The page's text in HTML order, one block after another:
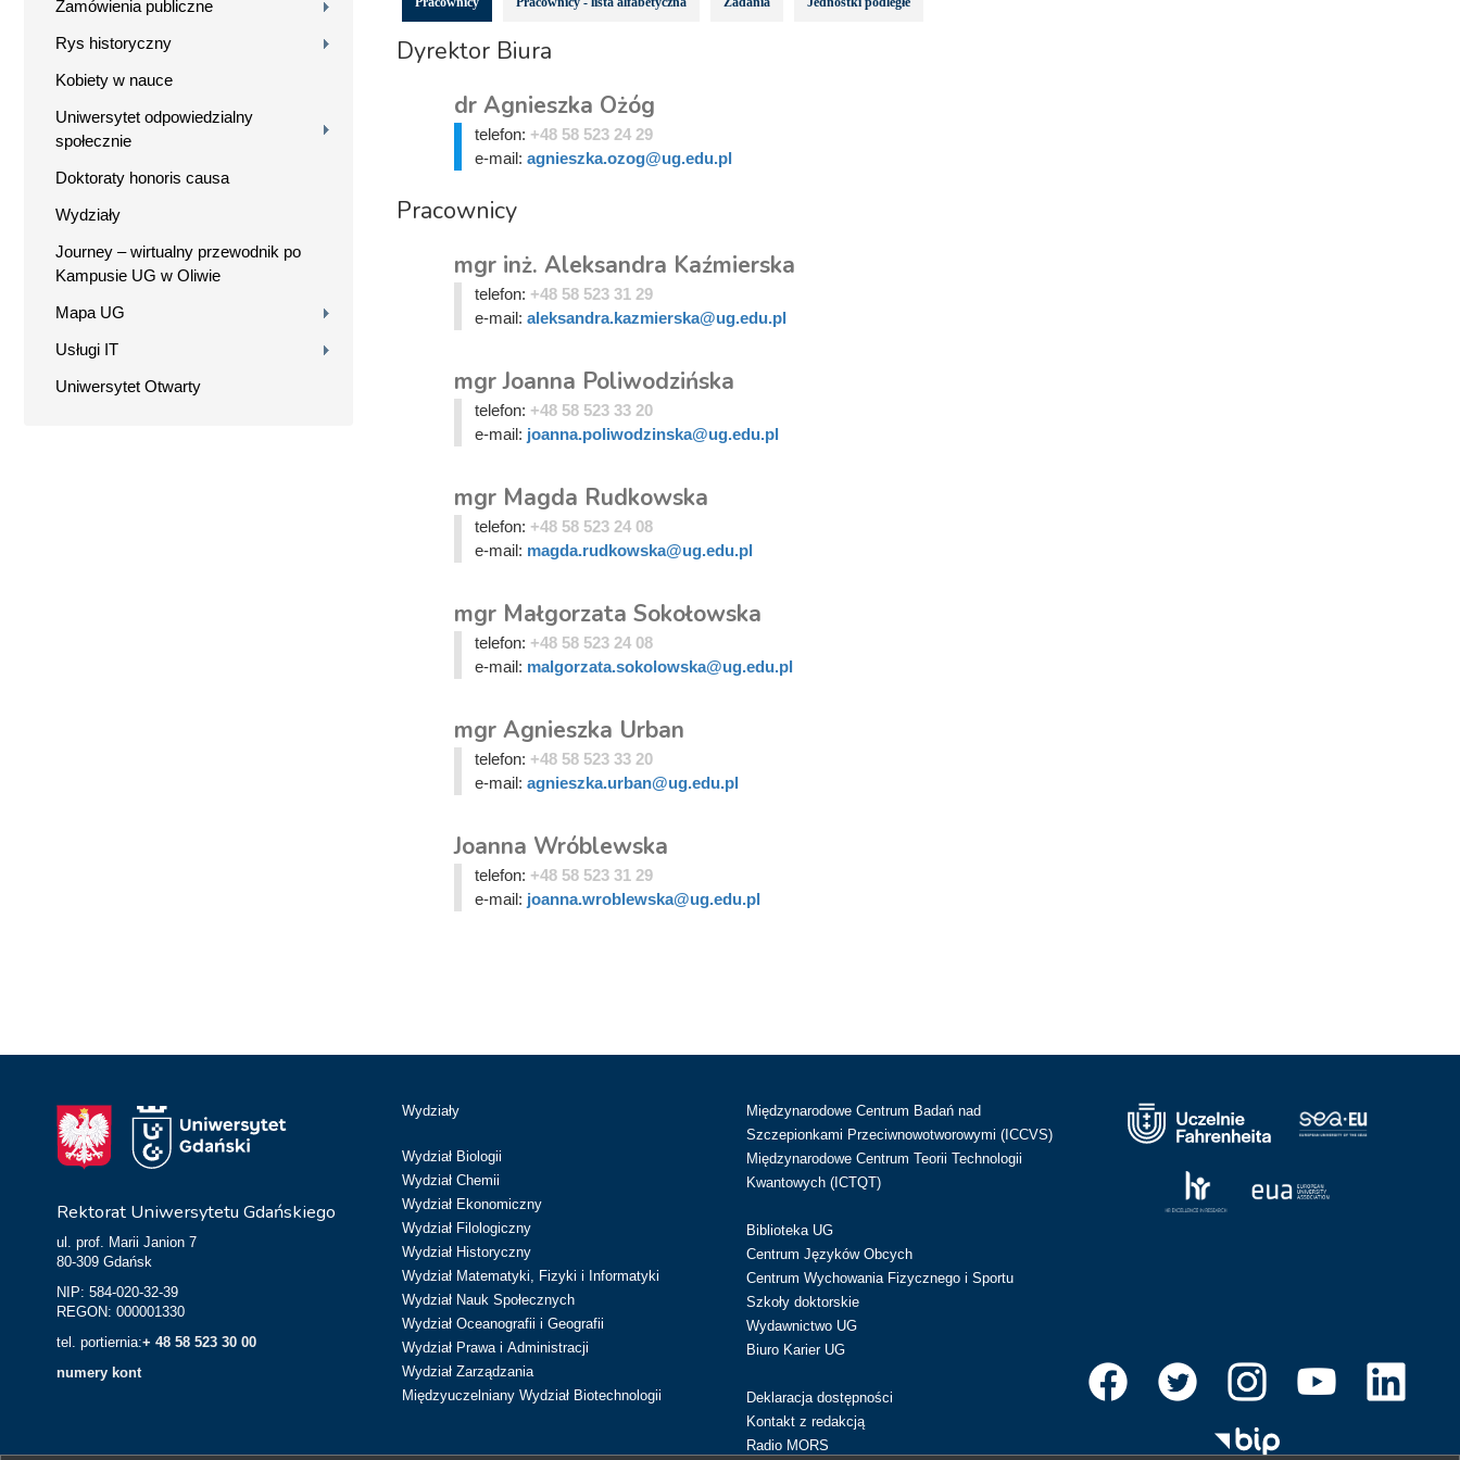
Zamówienia publiczne
Rys historyczny
Kobiety w nauce
Uniwersytet odpowiedzialny
społecznie
Doktoraty honoris causa
Wydziały
Journey – wirtualny przewodnik po
Kampusie UG w Oliwie
Mapa UG
Usługi IT
Uniwersytet Otwarty
Dyrektor Biura
dr Agnieszka Ożóg
telefon: +48 58 523 24 29
e-mail: agnieszka.ozog@ug.edu.pl
Pracownicy
mgr inż. Aleksandra Kaźmierska
telefon: +48 58 523 31 29
e-mail: aleksandra.kazmierska@ug.edu.pl
mgr Joanna Poliwodzińska
telefon: +48 58 523 33 20
e-mail: joanna.poliwodzinska@ug.edu.pl
mgr Magda Rudkowska
telefon: +48 58 523 24 08
e-mail: magda.rudkowska@ug.edu.pl
mgr Małgorzata Sokołowska
telefon: +48 58 523 24 08
e-mail: malgorzata.sokolowska@ug.edu.pl
mgr Agnieszka Urban
telefon: +48 58 523 33 20
e-mail: agnieszka.urban@ug.edu.pl
Joanna Wróblewska
telefon: +48 58 523 31 29
e-mail: joanna.wroblewska@ug.edu.pl
Rektorat Uniwersytetu Gdańskiego
ul. prof. Marii Janion 7
80-309 Gdańsk
NIP: 584-020-32-39
REGON: 000001330
tel. portiernia:+ 48 58 523 30 00
numery kont
Wydziały
Wydział Biologii
Wydział Chemii
Wydział Ekonomiczny
Wydział Filologiczny
Wydział Historyczny
Wydział Matematyki, Fizyki i Informatyki
Wydział Nauk Społecznych
Wydział Oceanografii i Geografii
Wydział Prawa i Administracji
Wydział Zarządzania
Międzyuczelniany Wydział Biotechnologii
Międzynarodowe Centrum Badań nad
Szczepionkami Przeciwnowotworowymi (ICCVS)
Międzynarodowe Centrum Teorii Technologii
Kwantowych (ICTQT)
Biblioteka UG
Centrum Języków Obcych
Centrum Wychowania Fizycznego i Sportu
Szkoły doktorskie
Wydawnictwo UG
Biuro Karier UG
Deklaracja dostępności
Kontakt z redakcją
Radio MORS